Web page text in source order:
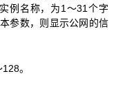
例名称，为1～31个字
参数，则显示公网的信
。